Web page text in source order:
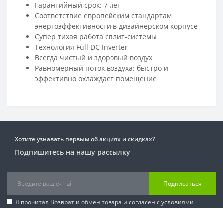
Гарантийный срок: 7 лет
Соответствие европейским стандартам
энергоэффективности в дизайнерском корпусе
Супер тихая работа сплит-системы
Технология Full DC Inverter
Всегда чистый и здоровый воздух
Равномерный поток воздуха: быстро и
эффективно охлаждает помещение
Хотите узнавать первым об акциях и скидках?
Подпишитесь на нашу рассылку
Подписаться
Я прочитал Возврат и обмен товара и согласен с условиями